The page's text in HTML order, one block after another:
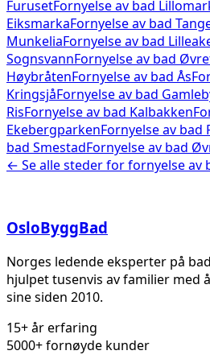
FurusetFornyelse av bad
EiksmarkaFornyelse av bad
MunkeliaFornyelse av bad
SognsvannFornyelse av bad
HøybråtenFornyelse av bad Ås
KringsjåFornyelse av bad
RisFornyelse av bad Kalbakken
EkebergparkenFornyelse av bad
bad SmestadFornyelse av bad
← Se alle steder forfornyelse av
OsloByggBad
Norges ledende eksperter på
hjulpet tusenvis av familier med
sine siden 2010.
15+ år erfaring
5000+ fornøyde kunder